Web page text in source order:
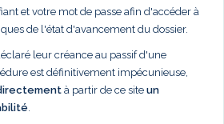
et votre mot de passe afin d'accéder à
de l'état d'avancement du dossier.
leur créance au passif d'une
est définitivement impécunieuse,
à partir de ce site un
.